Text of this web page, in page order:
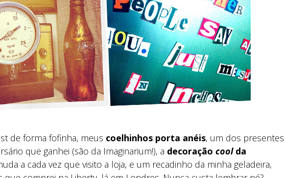
de forma fofinha, meus coelhinhos porta anéis, um dos presentes
que ganhei (são da Imaginarium!), a decoração coolda
a cada vez que visito a loja, e um recadinho da minha geladeira,